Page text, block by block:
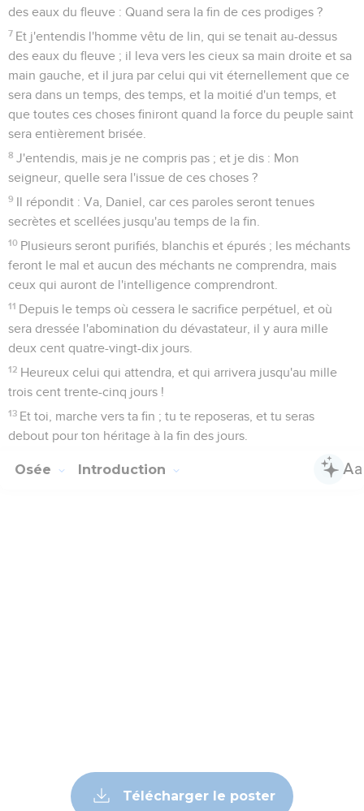
des eaux du fleuve : Quand sera la fin de ces prodiges ?
7 Et j'entendis l'homme vêtu de lin, qui se tenait au-dessus
des eaux du fleuve ; il leva vers les cieux sa main droite et sa
main gauche, et il jura par celui qui vit éternellement que ce
sera dans un temps, des temps, et la moitié d'un temps, et
que toutes ces choses finiront quand la force du peuple saint
sera entièrement brisée.
8 J'entendis, mais je ne compris pas ; et je dis : Mon
seigneur, quelle sera l'issue de ces choses ?
9 Il répondit : Va, Daniel, car ces paroles seront tenues
secrètes et scellées jusqu'au temps de la fin.
10 Plusieurs seront purifiés, blanchis et épurés ; les méchants
feront le mal et aucun des méchants ne comprendra, mais
ceux qui auront de l'intelligence comprendront.
11 Depuis le temps où cessera le sacrifice perpétuel, et où
sera dressée l'abomination du dévastateur, il y aura mille
deux cent quatre-vingt-dix jours.
12 Heureux celui qui attendra, et qui arrivera jusqu'au mille
trois cent trente-cinq jours !
13 Et toi, marche vers ta fin ; tu te reposeras, et tu seras
debout pour ton héritage à la fin des jours.
Osée Introduction
Télécharger le poster